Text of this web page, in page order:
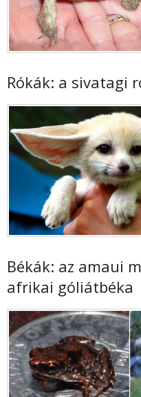
Rókák: a sivatagi
Békák: az amaui
afrikai góliátbéka